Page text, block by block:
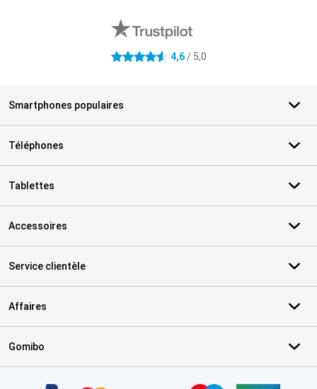
4.6 étoiles 4,6/ 5,0
Smartphones populaires
Téléphones
Tablettes
Accessoires
Service clientèle
Affaires
Gomibo